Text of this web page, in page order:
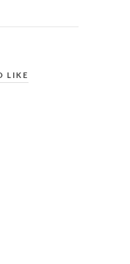
LIKE